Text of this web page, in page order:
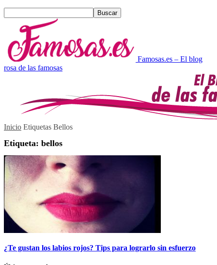
Famosas.es – El blog
rosa de las famosas
Inicio Etiquetas Bellos
Etiqueta: bellos
¿Te gustan los labios rojos? Tips para lograrlo sin esfuerzo